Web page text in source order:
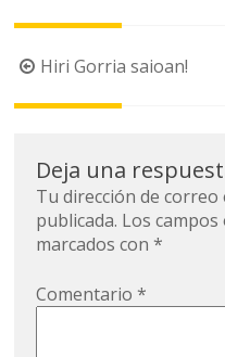
Navegación
de
Hiri Gorria saioan!
Deja una
Tu dirección de
publicada. Los
marcados con*
Comentario*